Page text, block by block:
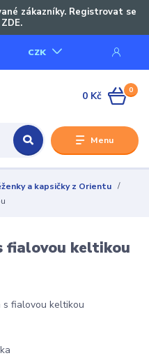
zákazníky. Registrovat se
Menu
CZK
0
0 Kč
a kapsičky z Orientu
fialovou keltikou